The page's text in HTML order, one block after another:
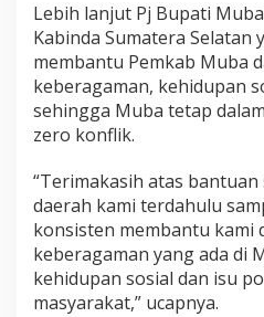
Lebih lanjut Pj Bupati
Kabinda Sumatera Selatan
membantu Pemkab Muba
keberagaman, kehidupan
sehingga Muba tetap
zero konflik.
“Terimakasih atas
daerah kami terdahulu
konsisten membantu kami
keberagaman yang ada di
kehidupan sosial dan isu
masyarakat,” ucapnya.